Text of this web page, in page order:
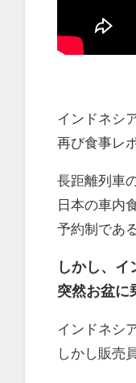
インドネシ
再び食事レ
長距離列車
日本の車内
予約制であ
しかし、
突然お盆に
インドネシ
しかし販売